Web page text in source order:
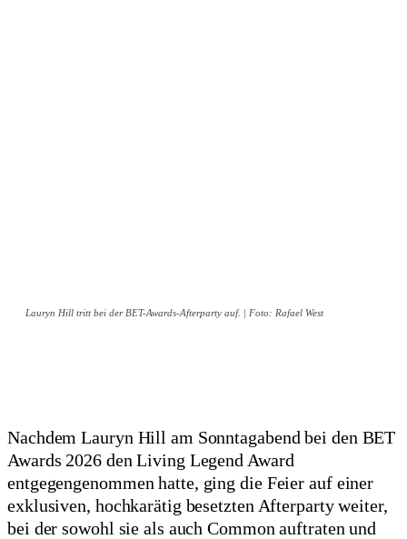
Lauryn Hill tritt bei der BET-Awards-Afterparty auf. | Foto: Rafael West
Nachdem Lauryn Hill am Sonntagabend bei den BET
Awards 2026 den Living Legend Award
entgegengenommen hatte, ging die Feier auf einer
exklusiven, hochkarätig besetzten Afterparty weiter,
bei der sowohl sie als auch Common auftraten und